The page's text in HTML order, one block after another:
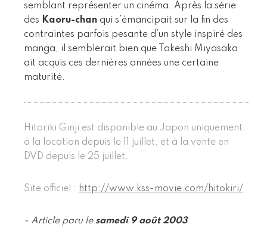
semblant représenter un cinéma. Après la série
des Kaoru-chan qui s’émancipait sur la fin des
contraintes parfois pesante d’un style inspiré des
manga, il semblerait bien que Takeshi Miyasaka
ait acquis ces dernières années une certaine
maturité.
Hitoriki Ginji est disponible au Japon uniquement,
à la location depuis le 11 juillet, et à la vente en
DVD depuis le 25 juillet.
Site officiel : http://www.kss-movie.com/hitokiri/
- Article paru le samedi 9 août 2003